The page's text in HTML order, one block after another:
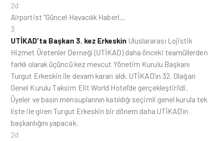
2d
Airportist “Güncel Havacılık Haberl…
3
UTİKAD’ta Başkan 3. kez Erkeskin Uluslararası Lojistik
Hizmet Üretenler Derneği (UTİKAD) daha önceki teamüllerden
farklı olarak üçüncü kez mevcut Yönetim Kurulu Başkanı
Turgut Erkeskin ile devam kararı aldı. UTİKAD’ın 32. Olağan
Genel Kurulu Taksim Elit World Hotel’de gerçekleştirildi.
Üyeler ve basın mensuplarının katıldığı seçimli genel kurula tek
liste ile giren Turgut Erkeskin bir dönem daha UTİKAD’ın
başkanlığını yapacak.
2d